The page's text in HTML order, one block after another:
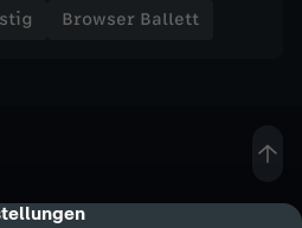
Browser Ballett